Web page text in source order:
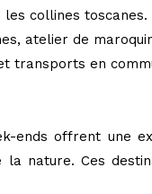
collines
atelier de
transports en
offrent une
nature. Ces